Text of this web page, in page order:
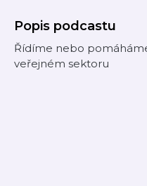
Popis podcastu
Řídíme nebo
veřejném sektoru